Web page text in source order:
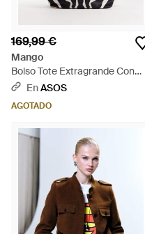
169,99 €
Mango
Bolso Tote Extragrande Con
Estampado De Cebra De Cuero
EnASOS
AGOTADO